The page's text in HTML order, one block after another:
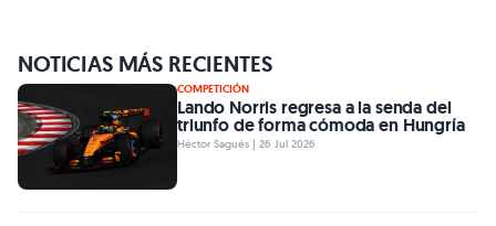
NOTICIAS MÁS RECIENTES
COMPETICIÓN
Lando Norris regresa a la senda del
triunfo de forma cómoda en Hungría
Héctor Sagués | 26 Jul 2026